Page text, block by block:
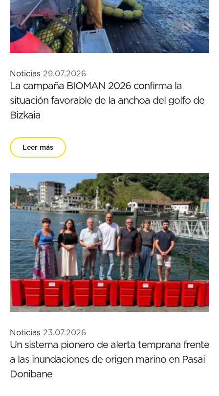
Noticias 29.07.2026
La campaña BIOMAN 2026 confirma la
situación favorable de la anchoa del golfo de
Bizkaia
Leer más
Noticias 23.07.2026
Un sistema pionero de alerta temprana frente
a las inundaciones de origen marino en Pasai
Donibane